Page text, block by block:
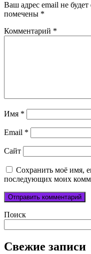
Ваш адрес email не
помечены *
Комментарий *
Имя *
Email *
Сайт
Сохранить моё имя,
последующих моих
Поиск
Свежие записи